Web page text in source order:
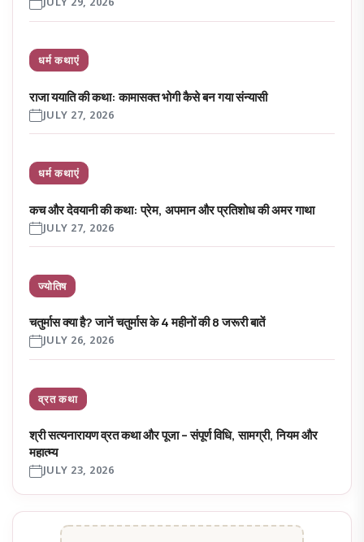
JULY 29, 2026
धर्म कथाएं
राजा ययाति की कथा: कामासक्त भोगी कैसे बन गया संन्यासी
JULY 27, 2026
धर्म कथाएं
कच और देवयानी की कथा: प्रेम, अपमान और प्रतिशोध की अमर गाथा
JULY 27, 2026
ज्योतिष
चतुर्मास क्या है? जानें चतुर्मास के 4 महीनों की 8 जरूरी बातें
JULY 26, 2026
व्रत कथा
श्री सत्यनारायण व्रत कथा और पूजा – संपूर्ण विधि, सामग्री, नियम और
महात्म्य
JULY 23, 2026